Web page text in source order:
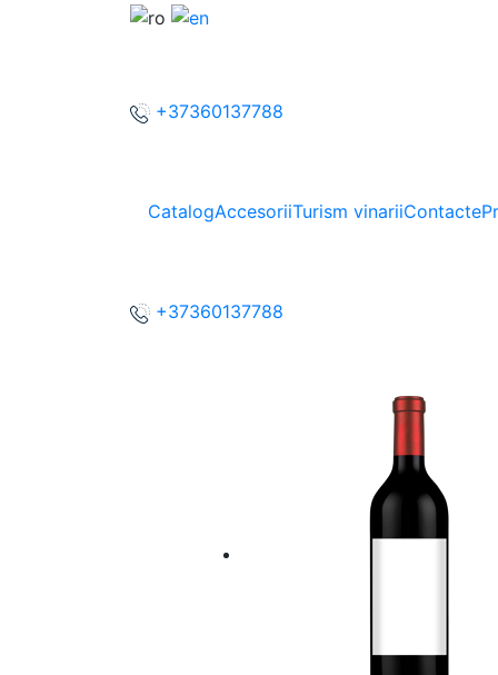
+37360137788
CatalogAccesoriiTurism vinariiContacte
+37360137788